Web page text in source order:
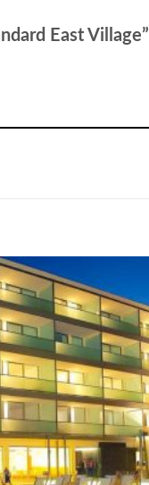
East Village”